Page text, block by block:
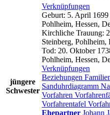
jüngere
Schwester
Verknüpfungen
Geburt: 5. April 1699
Pohlheim, Hessen,
Kirchliche Trauung:
Steinberg, Pohlheim,
Tod: 20. Oktober
Pohlheim, Hessen,
Verknüpfungen
Beziehungen
Sanduhrdiagramm
Vorfahren
Vorfahrentafel
Ehepartner Johann